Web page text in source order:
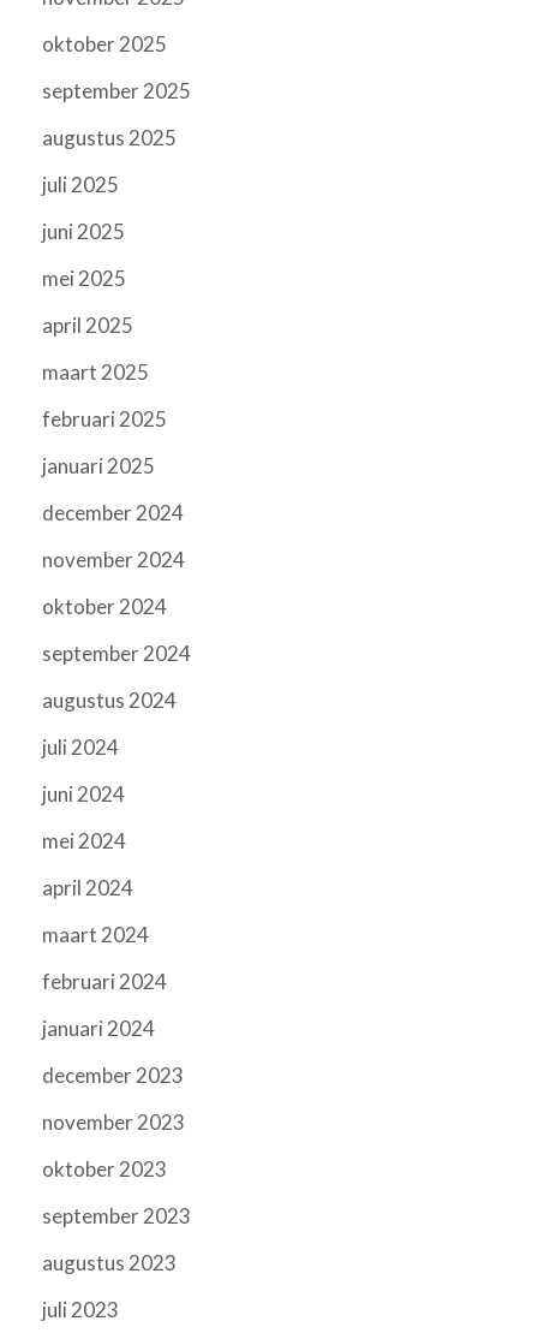
oktober 2025
september 2025
augustus 2025
juli 2025
juni 2025
mei 2025
april 2025
maart 2025
februari 2025
januari 2025
december 2024
november 2024
oktober 2024
september 2024
augustus 2024
juli 2024
juni 2024
mei 2024
april 2024
maart 2024
februari 2024
januari 2024
december 2023
november 2023
oktober 2023
september 2023
augustus 2023
juli 2023